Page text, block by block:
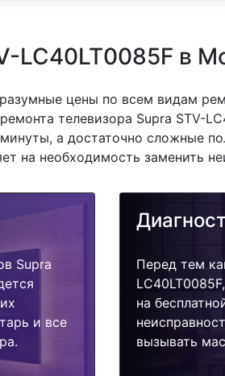
LC40LT0085F в
цены по всем видам
телевизора Supra STV-
а достаточно сложные
на необходимость заменить
Supra
и все
Перед тем
на
вызывать